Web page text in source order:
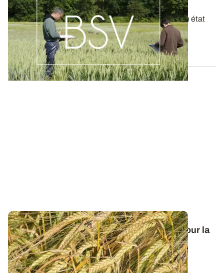
derniers BSV de votre région
Ces bulletins, publiés chaque semaine, dressent un état
des lieux exhaustif des cultures...
19 MAI 2026
Orge de printemps : nos préconisations pour la
campagne 2026
Retrouvez tous les résultats d’essais de la dernière
campagne et nos préconisations pour...